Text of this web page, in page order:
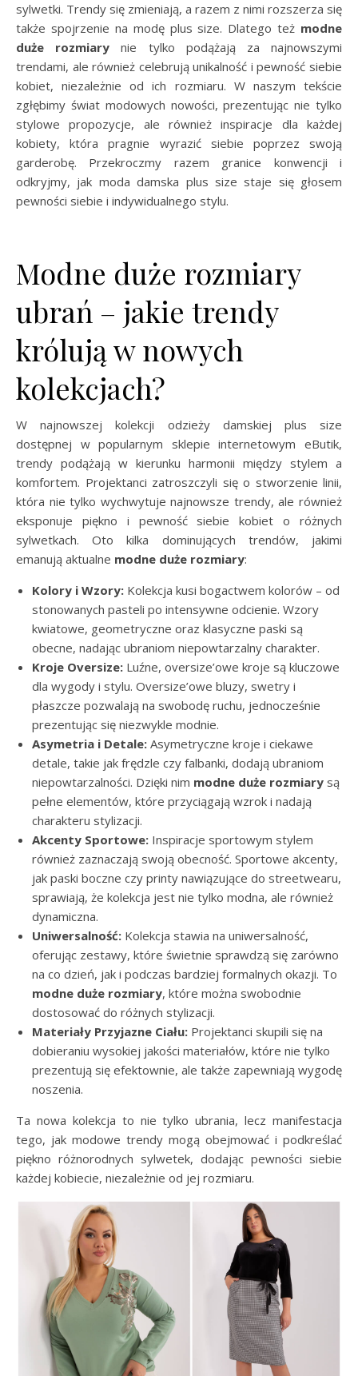
sylwetki. Trendy się zmieniają, a razem z nimi rozszerza się
także spojrzenie na modę plus size. Dlatego też modne
duże rozmiary nie tylko podążają za najnowszymi
trendami, ale również celebrują unikalność i pewność siebie
kobiet, niezależnie od ich rozmiaru. W naszym tekście
zgłębimy świat modowych nowości, prezentując nie tylko
stylowe propozycje, ale również inspiracje dla każdej
kobiety, która pragnie wyrazić siebie poprzez swoją
garderobę. Przekroczmy razem granice konwencji i
odkryjmy, jak moda damska plus size staje się głosem
pewności siebie i indywidualnego stylu.
Modne duże rozmiary
ubrań – jakie trendy
królują w nowych
kolekcjach?
W najnowszej kolekcji odzieży damskiej plus size
dostępnej w popularnym sklepie internetowym eButik,
trendy podążają w kierunku harmonii między stylem a
komfortem. Projektanci zatroszczyli się o stworzenie linii,
która nie tylko wychwytuje najnowsze trendy, ale również
eksponuje piękno i pewność siebie kobiet o różnych
sylwetkach. Oto kilka dominujących trendów, jakimi
emanują aktualne modne duże rozmiary:
Kolory i Wzory: Kolekcja kusi bogactwem kolorów – od
stonowanych pasteli po intensywne odcienie. Wzory
kwiatowe, geometryczne oraz klasyczne paski są
obecne, nadając ubraniom niepowtarzalny charakter.
Kroje Oversize: Luźne, oversize’owe kroje są kluczowe
dla wygody i stylu. Oversize’owe bluzy, swetry i
płaszcze pozwalają na swobodę ruchu, jednocześnie
prezentując się niezwykle modnie.
Asymetria i Detale: Asymetryczne kroje i ciekawe
detale, takie jak frędzle czy falbanki, dodają ubraniom
niepowtarzalności. Dzięki nim modne duże rozmiary są
pełne elementów, które przyciągają wzrok i nadają
charakteru stylizacji.
Akcenty Sportowe: Inspiracje sportowym stylem
również zaznaczają swoją obecność. Sportowe akcenty,
jak paski boczne czy printy nawiązujące do streetwearu,
sprawiają, że kolekcja jest nie tylko modna, ale również
dynamiczna.
Uniwersalność: Kolekcja stawia na uniwersalność,
oferując zestawy, które świetnie sprawdzą się zarówno
na co dzień, jak i podczas bardziej formalnych okazji. To
modne duże rozmiary, które można swobodnie
dostosować do różnych stylizacji.
Materiały Przyjazne Ciału: Projektanci skupili się na
dobieraniu wysokiej jakości materiałów, które nie tylko
prezentują się efektownie, ale także zapewniają wygodę
noszenia.
Ta nowa kolekcja to nie tylko ubrania, lecz manifestacja
tego, jak modowe trendy mogą obejmować i podkreślać
piękno różnorodnych sylwetek, dodając pewności siebie
każdej kobiecie, niezależnie od jej rozmiaru.